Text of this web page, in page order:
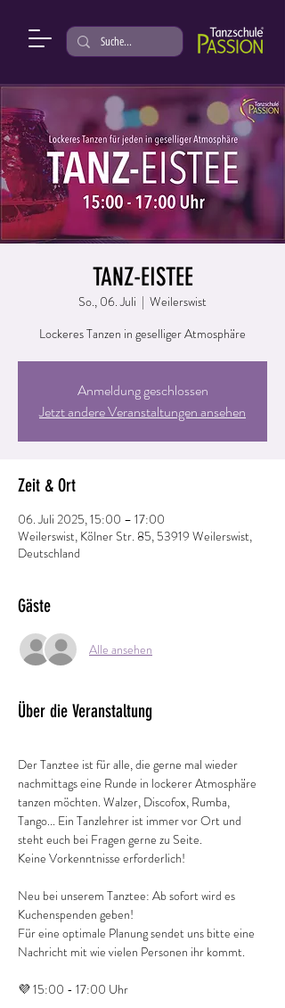
TANZ-EISTEE
So., 06. Juli
  |
Weilerswist
Lockeres Tanzen in geselliger Atmosphäre
Anmeldung geschlossen
Jetzt andere Veranstaltungen ansehen
Zeit & Ort
06. Juli 2025, 15:00 – 17:00
Weilerswist, Kölner Str. 85, 53919 Weilerswist,
Deutschland
Gäste
Alle ansehen
Über die Veranstaltung
Der Tanztee ist für alle, die gerne mal wieder
nachmittags eine Runde in lockerer Atmosphäre
tanzen möchten. Walzer, Discofox, Rumba,
Tango... Ein Tanzlehrer ist immer vor Ort und
steht euch bei Fragen gerne zu Seite.
Keine Vorkenntnisse erforderlich!
Neu bei unserem Tanztee: Ab sofort wird es
Kuchenspenden geben!
Für eine optimale Planung sendet uns bitte eine
Nachricht mit wie vielen Personen ihr kommt.
💜 15:00 - 17:00 Uhr